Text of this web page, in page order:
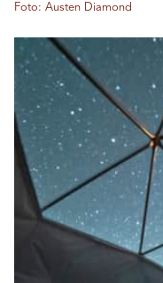
Foto: Austen Diamond